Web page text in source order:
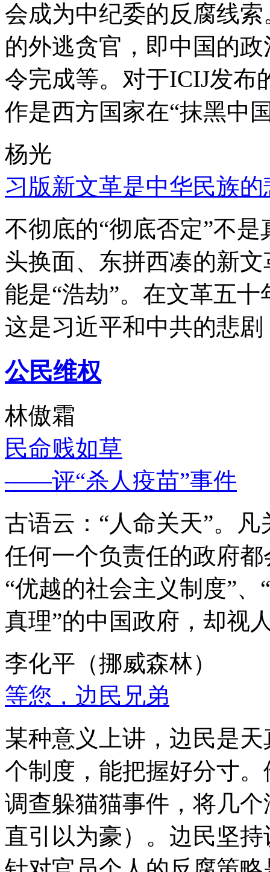
会成为中纪委的反腐线
的外逃贪官，即中国的
令完成等。对于ICIJ发布
作是西方国家在“抹黑中
杨光
习版新文革是中华民族的
不彻底的“彻底否定”不
头换面、东拼西凑的新
能是“浩劫”。在文革五
这是习近平和中共的悲
公民维权
林傲霜
民命贱如草
——评“杀人疫苗”事件
古语云：“人命关天”。
任何一个负责任的政府
“优越的社会主义制度”
真理”的中国政府，却视
李化平（挪威森林）
等您，边民兄弟
某种意义上讲，边民是
个制度，能把握好分寸
调查躲猫猫事件，将几
直引以为豪）。边民坚